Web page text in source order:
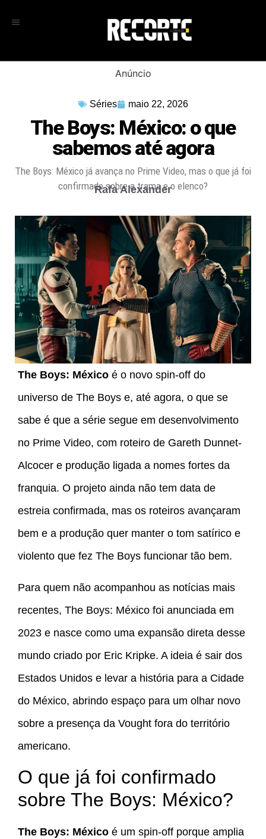
Anúncio
Séries maio 22, 2026
The Boys: México: o que
sabemos até agora
The Boys: México já avança no Prime Video, mas o que já foi
confirmado sobre a trama e o elenco?
Rafa Alexander
The Boys: México é o novo spin-off do
universo de The Boys e, até agora, o que se
sabe é que a série segue em desenvolvimento
no Prime Video, com roteiro de Gareth Dunnet-
Alcocer e produção ligada a nomes fortes da
franquia. O projeto ainda não tem data de
estreia confirmada, mas os roteiros avançaram
bem e a produção quer manter o tom satírico e
violento que fez The Boys funcionar tão bem.
Para quem não acompanhou as notícias mais
recentes, The Boys: México foi anunciada em
2023 e nasce como uma expansão direta desse
mundo criado por Eric Kripke. A ideia é sair dos
Estados Unidos e levar a história para a Cidade
do México, abrindo espaço para um olhar novo
sobre a presença da Vought fora do território
americano.
O que já foi confirmado
sobre The Boys: México?
The Boys: México é um spin-off porque amplia